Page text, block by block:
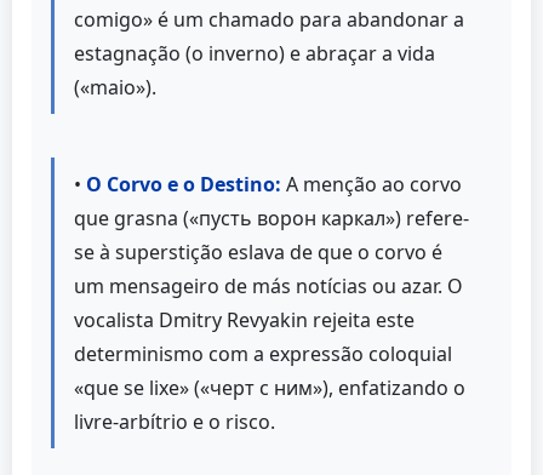
comigo» é um chamado para abandonar a
estagnação (o inverno) e abraçar a vida
(«maio»).
• O Corvo e o Destino: A menção ao corvo
que grasna («пусть ворон каркал») refere-
se à superstição eslava de que o corvo é
um mensageiro de más notícias ou azar. O
vocalista Dmitry Revyakin rejeita este
determinismo com a expressão coloquial
«que se lixe» («черт с ним»), enfatizando o
livre-arbítrio e o risco.